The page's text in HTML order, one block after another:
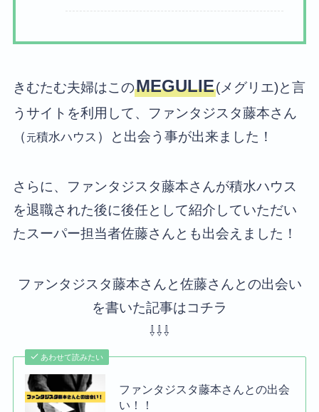
きむたむ夫婦はこのMEGULIE(メグリエ)と言
うサイトを利用して、ファンタジスタ藤本さん
（ 元積水ハウス ）と出会う事が出来ました！
さらに、ファンタジスタ藤本さんが積水ハウス
を退職された後に後任として紹介していただい
たスーパー担当者佐藤さんとも出会えました！
ファンタジスタ藤本さんと佐藤さんとの出会い
を書いた記事はコチラ
⇩⇩⇩
あわせて読みたい
ファンタジスタ藤本さんとの出会
い！！